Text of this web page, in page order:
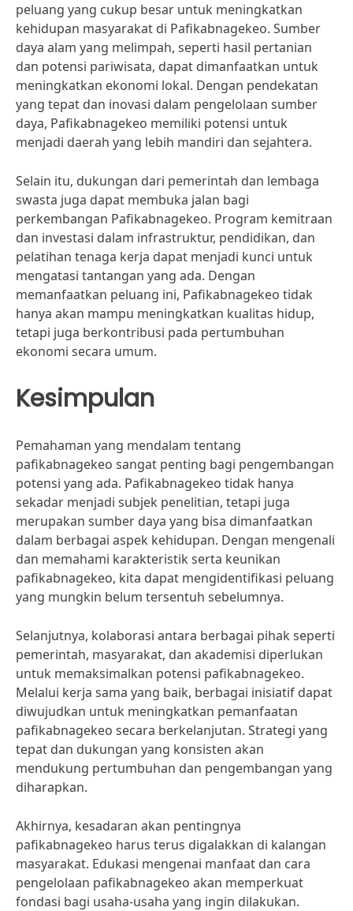
peluang yang cukup besar untuk meningkatkan
kehidupan masyarakat di Pafikabnagekeo. Sumber
daya alam yang melimpah, seperti hasil pertanian
dan potensi pariwisata, dapat dimanfaatkan untuk
meningkatkan ekonomi lokal. Dengan pendekatan
yang tepat dan inovasi dalam pengelolaan sumber
daya, Pafikabnagekeo memiliki potensi untuk
menjadi daerah yang lebih mandiri dan sejahtera.
Selain itu, dukungan dari pemerintah dan lembaga
swasta juga dapat membuka jalan bagi
perkembangan Pafikabnagekeo. Program kemitraan
dan investasi dalam infrastruktur, pendidikan, dan
pelatihan tenaga kerja dapat menjadi kunci untuk
mengatasi tantangan yang ada. Dengan
memanfaatkan peluang ini, Pafikabnagekeo tidak
hanya akan mampu meningkatkan kualitas hidup,
tetapi juga berkontribusi pada pertumbuhan
ekonomi secara umum.
Kesimpulan
Pemahaman yang mendalam tentang
pafikabnagekeo sangat penting bagi pengembangan
potensi yang ada. Pafikabnagekeo tidak hanya
sekadar menjadi subjek penelitian, tetapi juga
merupakan sumber daya yang bisa dimanfaatkan
dalam berbagai aspek kehidupan. Dengan mengenali
dan memahami karakteristik serta keunikan
pafikabnagekeo, kita dapat mengidentifikasi peluang
yang mungkin belum tersentuh sebelumnya.
Selanjutnya, kolaborasi antara berbagai pihak seperti
pemerintah, masyarakat, dan akademisi diperlukan
untuk memaksimalkan potensi pafikabnagekeo.
Melalui kerja sama yang baik, berbagai inisiatif dapat
diwujudkan untuk meningkatkan pemanfaatan
pafikabnagekeo secara berkelanjutan. Strategi yang
tepat dan dukungan yang konsisten akan
mendukung pertumbuhan dan pengembangan yang
diharapkan.
Akhirnya, kesadaran akan pentingnya
pafikabnagekeo harus terus digalakkan di kalangan
masyarakat. Edukasi mengenai manfaat dan cara
pengelolaan pafikabnagekeo akan memperkuat
fondasi bagi usaha-usaha yang ingin dilakukan.